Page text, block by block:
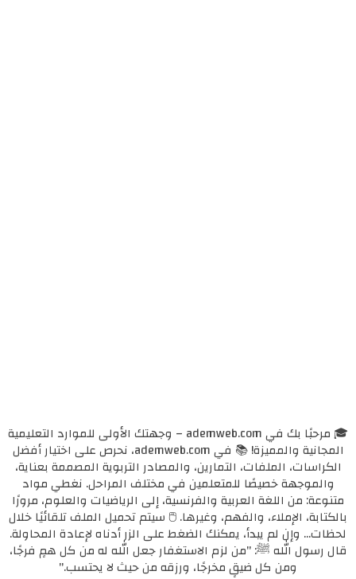
🎓 مرحبًا بك في ademweb.com – وجهتك الأولى للموارد التعليمية
المجانية والمميزة! 📚 في ademweb.com، نحرص على اختيار أفضل
الكراسات، الملفات، التمارين، والمصادر التربوية المصممة بعناية،
والموجهة خصيصًا للمتعلمين في مختلف المراحل. نغطي مواد
متنوعة: من اللغة العربية والفرنسية، إلى الرياضيات والعلوم، مرورًا
بالكتابة، الإملاء، والفهم، وغيرها. 🖱️ سيتم تحميل الملف تلقائيًا خلال
لحظات... وإن لم يبدأ، يمكنك الضغط على الزر أدناه لإعادة المحاولة.
قال رسول الله ﷺ: "من لزم الاستغفار جعل الله له من كل همٍ فرجًا،
ومن كل ضيقٍ مخرجًا، ورزقه من حيث لا يحتسب."